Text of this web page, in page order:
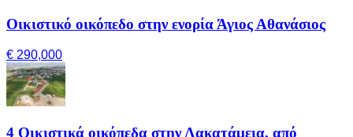
Οικιστικό οικόπεδο στην ενορία Άγιος Αθανάσιος
€ 290,000
4 Οικιστικά οικόπεδα στην Λακατάμεια, από